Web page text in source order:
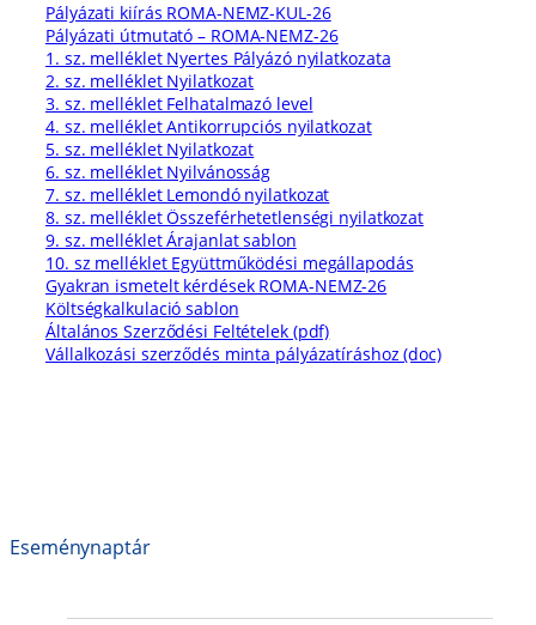
Pályázati kiírás ROMA-NEMZ-KUL-26
Pályázati útmutató – ROMA-NEMZ-26
1. sz. melléklet Nyertes Pályázó nyilatkozata
2. sz. melléklet Nyilatkozat
3. sz. melléklet Felhatalmazó level
4. sz. melléklet Antikorrupciós nyilatkozat
5. sz. melléklet Nyilatkozat
6. sz. melléklet Nyilvánosság
7. sz. melléklet Lemondó nyilatkozat
8. sz. melléklet Összeférhetetlenségi nyilatkozat
9. sz. melléklet Árajanlat sablon
10. sz melléklet Együttműködési megállapodás
Gyakran ismetelt kérdések ROMA-NEMZ-26
Költségkalkulació sablon
Általános Szerződési Feltételek (pdf)
Vállalkozási szerződés minta pályázatíráshoz (doc)
Eseménynaptár